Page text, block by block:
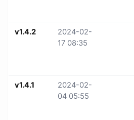
v1.4.2
2024-02-
17 08:35
v1.4.1
2024-02-
04 05:55